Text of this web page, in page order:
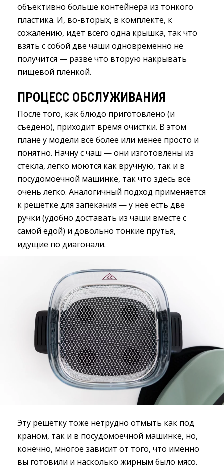
объективно больше контейнера из тонкого
пластика. И, во-вторых, в комплекте, к
сожалению, идёт всего одна крышка, так что
взять с собой две чаши одновременно не
получится — разве что вторую накрывать
пищевой плёнкой.
ПРОЦЕСС ОБСЛУЖИВАНИЯ
После того, как блюдо приготовлено (и
съедено), приходит время очистки. В этом
плане у модели всё более или менее просто и
понятно. Начну с чаш — они изготовлены из
стекла, легко моются как вручную, так и в
посудомоечной машинке, так что здесь всё
очень легко. Аналогичный подход применяется
к решётке для запекания — у неё есть две
ручки (удобно доставать из чаши вместе с
самой едой) и довольно тонкие прутья,
идущие по диагонали.
Эту решётку тоже нетрудно отмыть как под
краном, так и в посудомоечной машинке, но,
конечно, многое зависит от того, что именно
вы готовили и насколько жирным было мясо.